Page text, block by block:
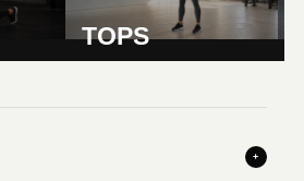
TOPS
+